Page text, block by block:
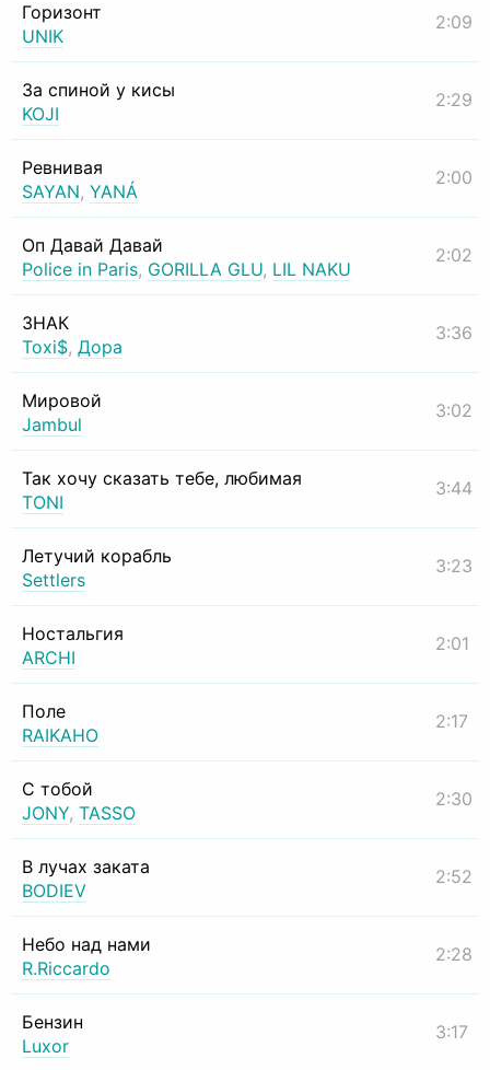
Горизонт
UNIK
2:09
За спиной у кисы
KOJI
2:29
Ревнивая
SAYAN, YANÁ
2:00
Оп Давай Давай
Police in Paris, GORILLA GLU, LIL NAKU
2:02
ЗНАК
Toxi$, Дора
3:36
Мировой
Jambul
3:02
Так хочу сказать тебе, любимая
TONI
3:44
Летучий корабль
Settlers
3:23
Ностальгия
ARCHI
2:01
Поле
RAIKAHO
2:17
С тобой
JONY, TASSO
2:30
В лучах заката
BODIEV
2:52
Небо над нами
R.Riccardo
2:28
Бензин
Luxor
3:17